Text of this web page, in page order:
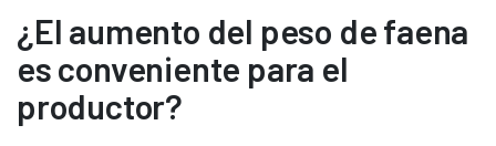
¿El aumento del peso de faena
es conveniente para el
productor?